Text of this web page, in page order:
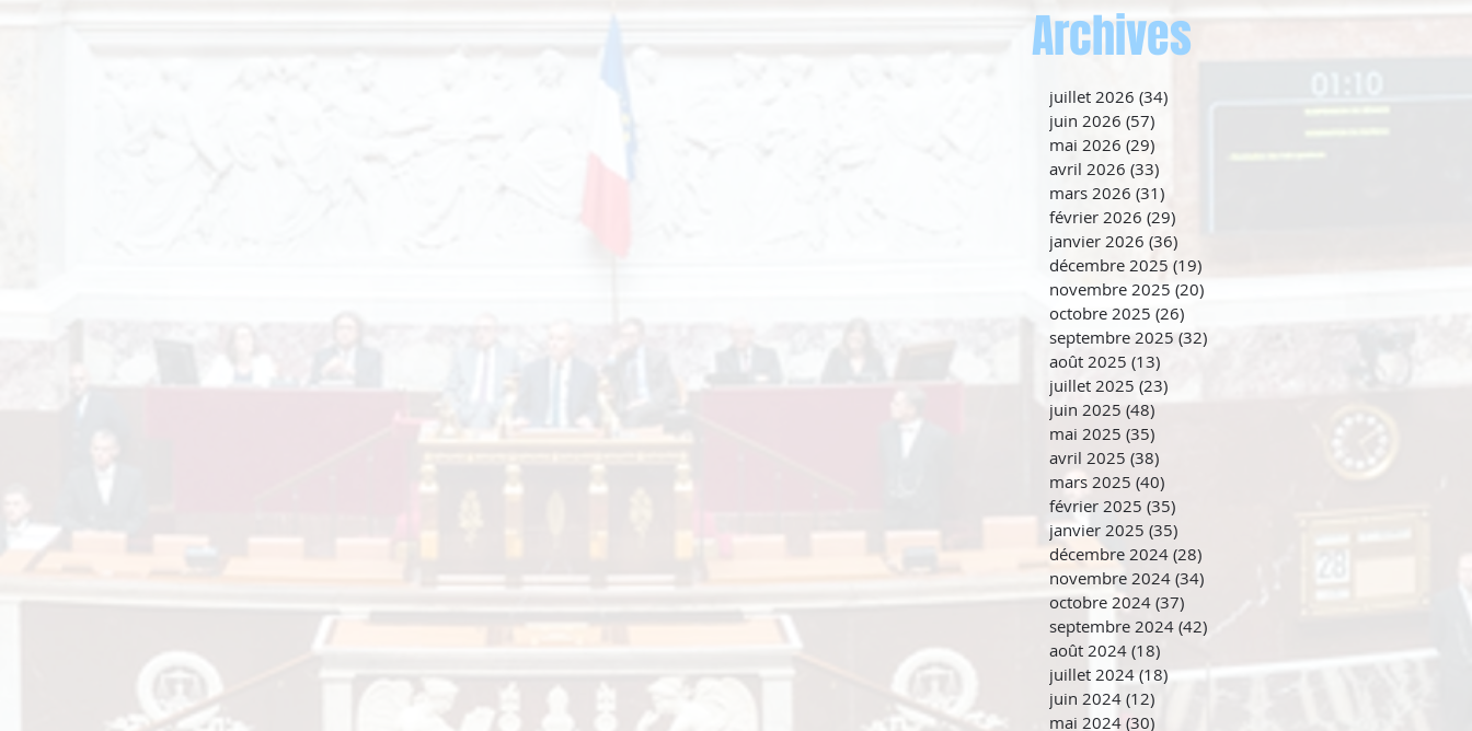
Archives
juillet 2026 (34)
juin 2026 (57)
mai 2026 (29)
avril 2026 (33)
mars 2026 (31)
février 2026 (29)
janvier 2026 (36)
décembre 2025 (19)
novembre 2025 (20)
octobre 2025 (26)
septembre 2025 (32)
août 2025 (13)
juillet 2025 (23)
juin 2025 (48)
mai 2025 (35)
avril 2025 (38)
mars 2025 (40)
février 2025 (35)
janvier 2025 (35)
décembre 2024 (28)
novembre 2024 (34)
octobre 2024 (37)
septembre 2024 (42)
août 2024 (18)
juillet 2024 (18)18 posts
juin 2024 (12)
mai 2024 (30)